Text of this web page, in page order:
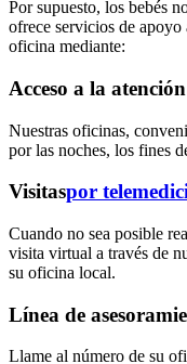
Por supuesto, los bebés
ofrece servicios de
oficina mediante:
Acceso a la
Nuestras oficinas,
por las noches, los fines
Visitaspor
Cuando no sea posible
visita virtual a través de
su oficina local.
Línea de
Llame al número de su